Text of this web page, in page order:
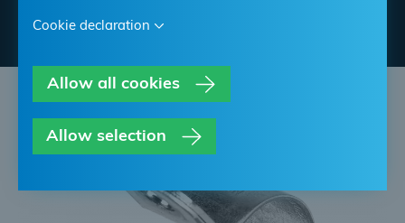
Cookie declaration
Allow all cookies
Allow selection